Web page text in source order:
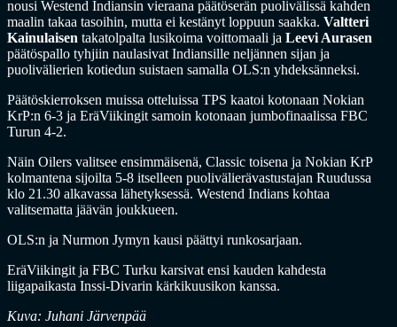
nousi Westend Indiansin vieraana päätöserän puolivälissä kahden
maalin takaa tasoihin, mutta ei kestänyt loppuun saakka. Valtteri
Kainulaisen takatolpalta lusikoima voittomaali ja Leevi Aurasen
päätöspallo tyhjiin naulasivat Indiansille neljännen sijan ja
puolivälierien kotiedun suistaen samalla OLS:n yhdeksänneksi.
Päätöskierroksen muissa otteluissa TPS kaatoi kotonaan Nokian
KrP:n 6-3 ja EräViikingit samoin kotonaan jumbofinaalissa FBC
Turun 4-2.
Näin Oilers valitsee ensimmäisenä, Classic toisena ja Nokian KrP
kolmantena sijoilta 5-8 itselleen puolivälierävastustajan Ruudussa
klo 21.30 alkavassa lähetyksessä. Westend Indians kohtaa
valitsematta jäävän joukkueen.
OLS:n ja Nurmon Jymyn kausi päättyi runkosarjaan.
EräViikingit ja FBC Turku karsivat ensi kauden kahdesta
liigapaikasta Inssi-Divarin kärkikuusikon kanssa.
Kuva: Juhani Järvenpää